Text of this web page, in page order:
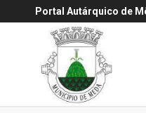
Portal Autárquico de